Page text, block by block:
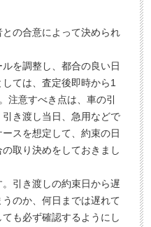
の合意によって決められ
を調整し、都合の良い日
ては、査定後即時から1
注意すべき点は、車の引
き渡し当日、急用などで
スを想定して、約束の日
取り決めをしておきまし
引き渡しの約束日から遅
のか、何日までは遅れて
も必ず確認するようにし